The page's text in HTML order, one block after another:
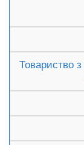
Товариство